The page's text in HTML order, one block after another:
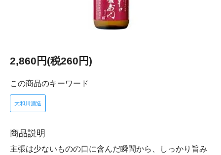
2,860円(税260円)
この商品のキーワード
大和川酒造
商品説明
主張は少ないものの口に含んだ瞬間から、しっかり旨み